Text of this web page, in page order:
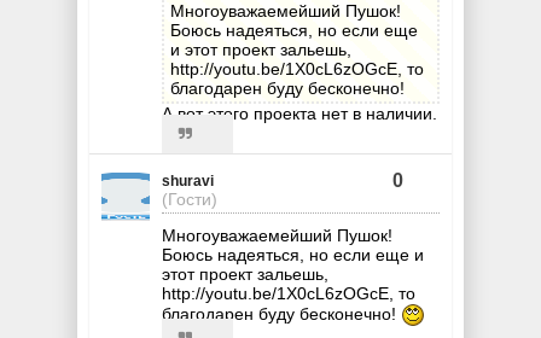
Многоуважаемейший Пушок!
Боюсь надеяться, но если еще
и этот проект зальешь,
http://youtu.be/1X0cL6zOGcE, то
благодарен буду бесконечно!
А вот этого проекта нет в наличии.
shuravi
(Гости)
0
Многоуважаемейший Пушок!
Боюсь надеяться, но если еще и
этот проект зальешь,
http://youtu.be/1X0cL6zOGcE, то
благодарен буду бесконечно!